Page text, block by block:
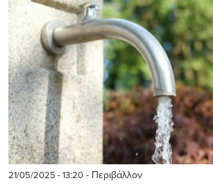
21/05/2025 - 13:20 - Περιβάλλον